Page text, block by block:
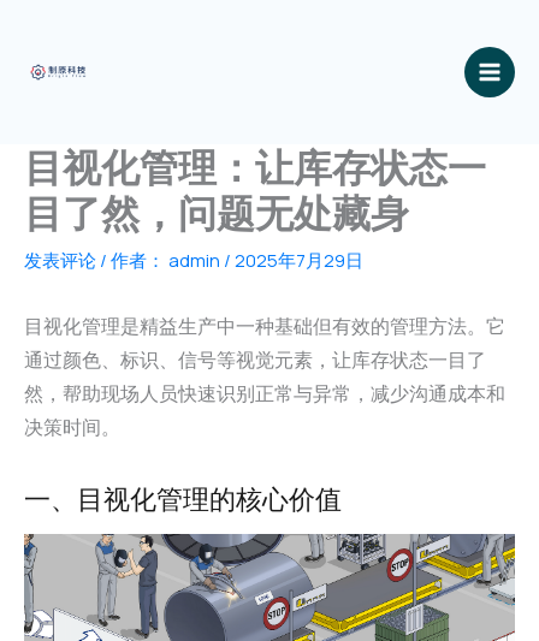
目视化管理：让库存状态一
目了然，问题无处藏身
发表评论/ 作者： admin /2025年7月29日
目视化管理是精益生产中一种基础但有效的管理方法。它
通过颜色、标识、信号等视觉元素，让库存状态一目了
然，帮助现场人员快速识别正常与异常，减少沟通成本和
决策时间。
一、目视化管理的核心价值